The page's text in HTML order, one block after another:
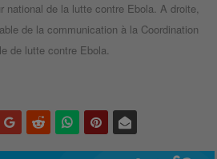
national de la lutte contre Ebola. A droite,
de la communication à la Coordination
de lutte contre Ebola.